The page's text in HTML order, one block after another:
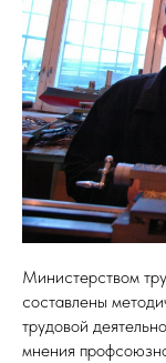
Министерством
составлены
трудовой
мнения